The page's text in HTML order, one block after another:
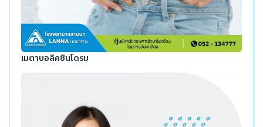
เมตาบอลิคซินโดรม